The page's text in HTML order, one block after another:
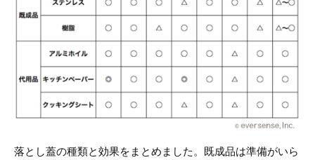
落とし蓋の種類と効果をまとめました。既成品は準備がいら